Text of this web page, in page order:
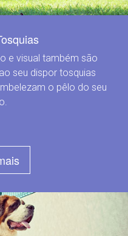
e visual também são
seu dispor tosquias
o pêlo do seu